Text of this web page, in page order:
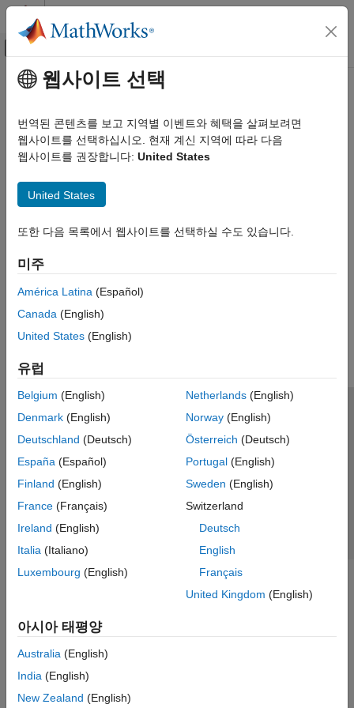
콘텐츠로 바로 가기
오프캔버스 탐색 메뉴 토글
문서 홈
주요 콘텐츠
웹사이트 선택
번역된 콘텐츠를 보고 지역별 이벤트와 혜택을 살펴보려면
웹사이트를 선택하십시오. 현재 계신 지역에 따라 다음
웹사이트를 권장합니다: United States
United States
또한 다음 목록에서 웹사이트를 선택하실 수도 있습니다.
미주
América Latina (Español)
Canada (English)
United States (English)
유럽
Belgium (English)
Denmark (English)
Deutschland (Deutsch)
España (Español)
Finland (English)
France (Français)
Ireland (English)
Italia (Italiano)
Luxembourg (English)
Netherlands(English)
Norway(English)
Österreich (Deutsch)
Portugal(English)
Sweden (English)
Switzerland
Deutsch
English
Français
United Kingdom (English)
아시아 태평양
Australia (English)
India (English)
New Zealand (English)
신뢰 센터 등록 상표 개인정보 취급방침
불법 복제 방지
애플리케이션 상태
© 1994-2026 The MathWorks, Inc.